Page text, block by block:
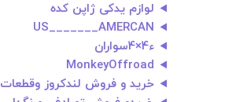
لوازم یدکی ژاپن کده
US_______AMERCAN
ء4×4سواران
MonkeyOffroad
خرید و فروش لندکروز وقطعات